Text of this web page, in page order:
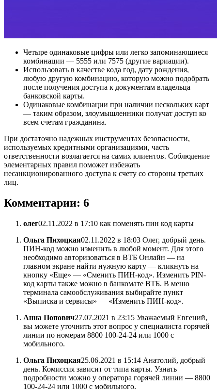
Четыре одинаковые цифры или легко запоминающиеся
комбинации — 5555 или 7575 (другие вариации).
Использовать в качестве кода год, дату рождения,
любую другую комбинацию, которую можно подобрать
после получения доступа к документам владельца
банковской карты.
Одинаковые комбинации при наличии нескольких карт
— таким образом, злоумышленники получат доступ ко
всем счетам гражданина.
При достаточно надежных инструментах безопасности,
используемых кредитными организациями, часть
ответственности возлагается на самих клиентов. Соблюдение
элементарных правил поможет избежать
несанкционированного доступа к счету со стороны третьих
лиц.
Комментарии: 6
олег02.11.2022 в 17:10 как поменять пин код карты
Ольга Пихоцкая02.11.2022 в 18:03 Олег, добрый день.
ПИН-код можно изменить в любой момент. Для этого
необходимо авторизоваться в ВТБ Онлайн — на
главном экране найти нужную карту — кликнуть на
кнопку «Еще» — «Сменить ПИН-код». Изменить PIN-
код карты также можно в банкомате ВТБ. В меню
терминала самообслуживания выбирайте пункт
«Выписка и сервисы» — «Изменить ПИН-код».
Анна Попович27.07.2021 в 23:15 Уважаемый Евгений,
вы можете уточнить этот вопрос у специалиста горячей
линии по номерам 8800 100-24-24 или 1000 с
мобильного.
Ольга Пихоцкая25.06.2021 в 15:14 Анатолий, добрый
день. Комиссия зависит от типа карты. Узнать
подробности можно у оператора горячей линии — 8800
100-24-24 или 1000 с мобильного.